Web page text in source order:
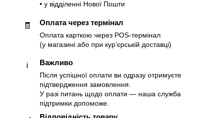
• у відділенні Нової Пошти
🧾 Оплата через термінал
Оплата карткою через POS-термінал
(у магазині або при курʼєрській доставці)
ℹ️ Важливо
Після успішної оплати ви одразу отримуєте
підтвердження замовлення.
У разі питань щодо оплати — наша служба
підтримки допоможе.